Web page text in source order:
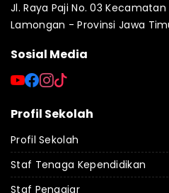
Jl. Raya Paji No. 03
Lamongan - Provinsi Jawa
Sosial Media
Profil Sekolah
Profil Sekolah
Staf Tenaga Kependidikan
Staf Pengajar